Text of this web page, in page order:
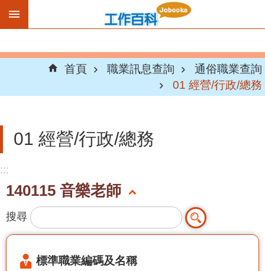
跳到主要內容區塊
首頁 職業訊息查詢
通俗職業查詢
01 經營/行政/總務
01 經營/行政/總務
:::
140115 音樂老師
搜尋
標準職業編碼及名稱